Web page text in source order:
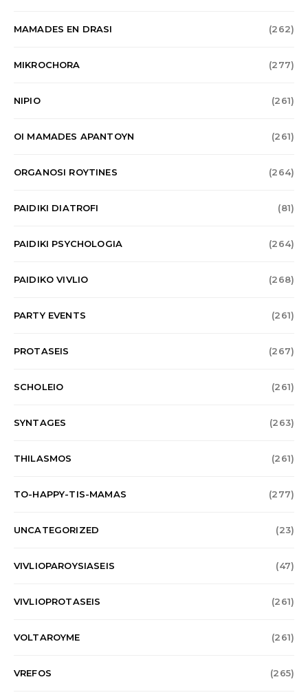
MAMADES EN DRASI (262)
MIKROCHORA (277)
NIPIO (261)
OI MAMADES APANTOYN (261)
ORGANOSI ROYTINES (264)
PAIDIKI DIATROFI (81)
PAIDIKI PSYCHOLOGIA (264)
PAIDIKO VIVLIO (268)
PARTY EVENTS (261)
PROTASEIS (267)
SCHOLEIO (261)
SYNTAGES (263)
THILASMOS (261)
TO-HAPPY-TIS-MAMAS (277)
UNCATEGORIZED (23)
VIVLIOPAROYSIASEIS (47)
VIVLIOPROTASEIS (261)
VOLTAROYME (261)
VREFOS (265)